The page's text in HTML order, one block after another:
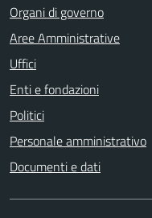
Organi di governo
Aree Amministrative
Uffici
Enti e fondazioni
Politici
Personale amministrativo
Documenti e dati